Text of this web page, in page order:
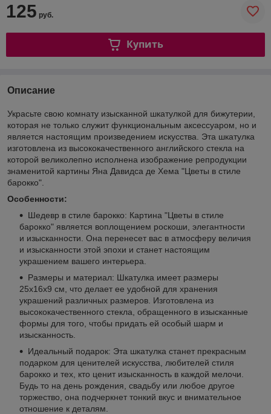
125 руб.
Купить
Описание
Украсьте свою комнату изысканной шкатулкой для бижутерии,
которая не только служит функциональным аксессуаром, но и
является настоящим произведением искусства. Эта шкатулка
изготовлена из высококачественного английского стекла на
которой великолепно исполнена изображение репродукции
знаменитой картины Яна Давидса де Хема "Цветы в стиле
барокко".
Особенности:
Шедевр в стиле барокко: Картина "Цветы в стиле
барокко" является воплощением роскоши, элегантности
и изысканности. Она перенесет вас в атмосферу величия
и изысканности этой эпохи и станет настоящим
украшением вашего интерьера.
Размеры и материал: Шкатулка имеет размеры
25x16x9 см, что делает ее удобной для хранения
украшений различных размеров. Изготовлена из
высококачественного стекла, обращенного в изысканные
формы для того, чтобы придать ей особый шарм и
изысканность.
Идеальный подарок: Эта шкатулка станет прекрасным
подарком для ценителей искусства, любителей стиля
барокко и тех, кто ценит изысканность в каждой мелочи.
Будь то на день рождения, свадьбу или любое другое
торжество, она подчеркнет тонкий вкус и внимательное
отношение к деталям.